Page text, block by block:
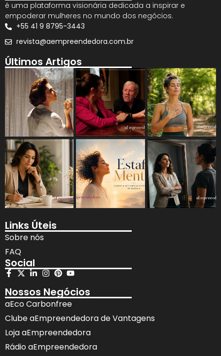
é uma plataforma visionária dedicada a inspirar e
empoderar mulheres no mundo dos negócios.
+55 41 9 8795-3443
revista@aempreendedora.com.br
Últimos Artigos
Links Úteis
Sobre nós
FAQ
Social
Nossos Negócios
aEco Carbonfree
Clube aEmpreendedora de Vantagens
Loja aEmpreendedora
Rádio aEmpreendedora